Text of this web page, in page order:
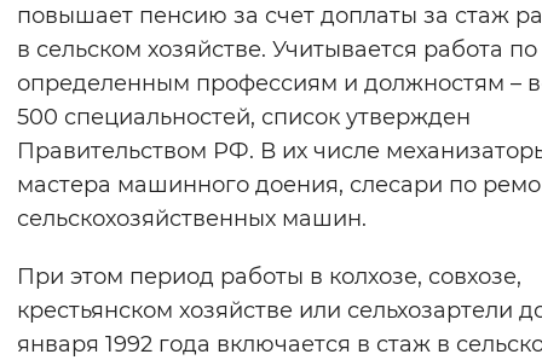
повышает пенсию за счет доплаты за стаж
в сельском хозяйстве. Учитывается работа по
определенным профессиям и должностям –
500 специальностей, список утвержден
Правительством РФ. В их числе
мастера машинного доения, слесари по
сельскохозяйственных машин.
При этом период работы в колхозе, совхозе,
крестьянском хозяйстве или сельхозартели
января 1992 года включается в стаж в